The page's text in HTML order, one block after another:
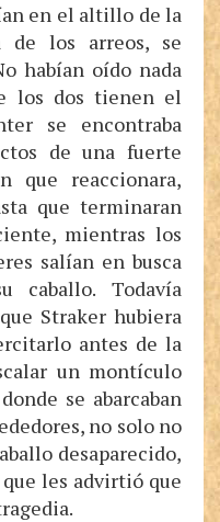
en el altillo de la
de los arreos, se
habían oído nada
los dos tienen el
se encontraba
de una fuerte
que reaccionara,
que terminaran
mientras los
salían en busca
caballo. Todavía
Straker hubiera
antes de la
un montículo
se abarcaban
no solo no
desaparecido,
les advirtió que